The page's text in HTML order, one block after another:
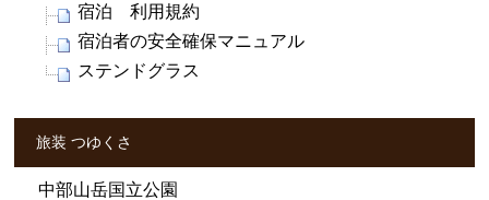
宿泊 利用規約
宿泊者の安全確保マニュアル
ステンドグラス
旅装 つゆくさ
中部山岳国立公園